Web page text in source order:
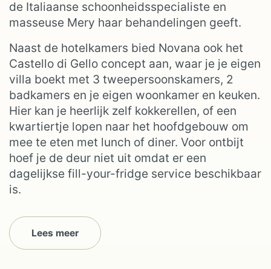
de Italiaanse schoonheidsspecialiste en
masseuse Mery haar behandelingen geeft.
Naast de hotelkamers bied Novana ook het
Castello di Gello concept aan, waar je je eigen
villa boekt met 3 tweepersoonskamers, 2
badkamers en je eigen woonkamer en keuken.
Hier kan je heerlijk zelf kokkerellen, of een
kwartiertje lopen naar het hoofdgebouw om
mee te eten met lunch of diner. Voor ontbijt
hoef je de deur niet uit omdat er een
dagelijkse fill-your-fridge service beschikbaar
is.
Lees meer